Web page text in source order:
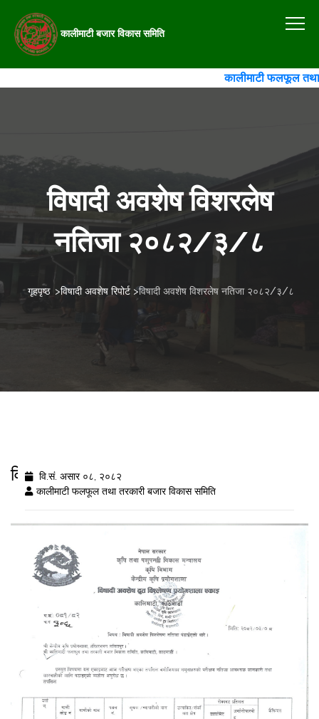
कालीमाटी बजार विकास समिति
कालीमाटी फलफूल तथा
विषादी अवशेष विशरलेष
नतिजा २०८२/३/८
गृहपृष्ठ >विषादी अवशेष रिपोर्ट>विषादी अवशेष विशरलेष नतिजा २०८२/३/८
विषादी अवशेष विशरलेष नतिजा २०८२/३/८
वि.सं. असार ०८, २०८२
कालीमाटी फलफूल तथा तरकारी बजार विकास समिति